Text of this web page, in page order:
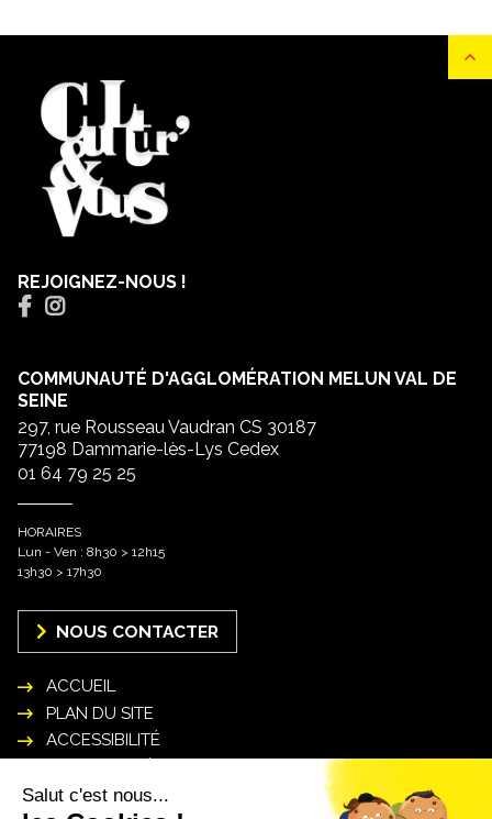
REJOIGNEZ-NOUS !
COMMUNAUTÉ D'AGGLOMÉRATION MELUN VAL DE
SEINE
297, rue Rousseau Vaudran CS 30187
77198 Dammarie-lès-Lys Cedex
01 64 79 25 25
HORAIRES
Lun - Ven : 8h30 > 12h15
13h30 > 17h30
NOUS CONTACTER
ACCUEIL
PLAN DU SITE
ACCESSIBILITÉ
POLITIQUE DE GESTION DES DONNÉES